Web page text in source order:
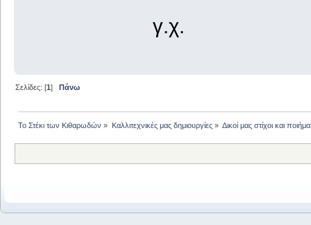
γ.χ.
Σελίδες: [1]Πάνω
Το Στέκι των Κιθαρωδών » Καλλιτεχνικές μας δημιουργίες» Δικοί μας στίχοι και